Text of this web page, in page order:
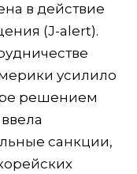
в действие
(J-alert).
усилило
решением
санкции,